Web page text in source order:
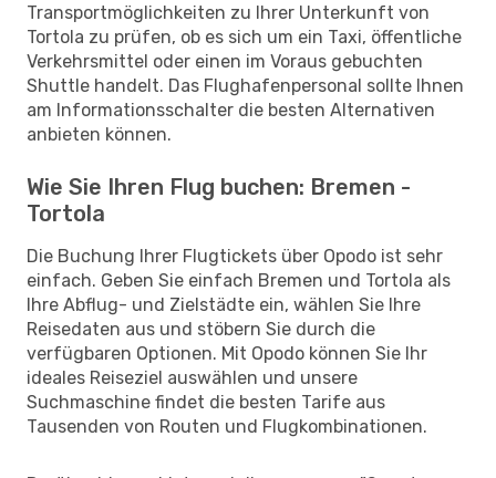
Transportmöglichkeiten zu Ihrer Unterkunft von
Tortola zu prüfen, ob es sich um ein Taxi, öffentliche
Verkehrsmittel oder einen im Voraus gebuchten
Shuttle handelt. Das Flughafenpersonal sollte Ihnen
am Informationsschalter die besten Alternativen
anbieten können.
Wie Sie Ihren Flug buchen: Bremen -
Tortola
Die Buchung Ihrer Flugtickets über Opodo ist sehr
einfach. Geben Sie einfach Bremen und Tortola als
Ihre Abflug- und Zielstädte ein, wählen Sie Ihre
Reisedaten aus und stöbern Sie durch die
verfügbaren Optionen. Mit Opodo können Sie Ihr
ideales Reiseziel auswählen und unsere
Suchmaschine findet die besten Tarife aus
Tausenden von Routen und Flugkombinationen.